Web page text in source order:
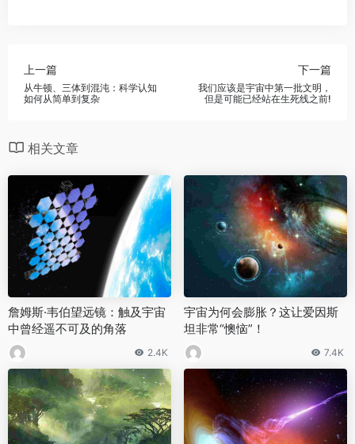
上一篇
从牛顿、三体到混沌：科学认知
如何从简单到复杂
下一篇
我们应该是宇宙中第一批文明，
但是可能已经站在生死线之前!
相关文章
詹姆斯·韦伯望远镜：触及宇宙
中曾经遥不可及的角落
2.4K
宇宙为何会膨胀？这让爱因斯
坦非常“懊恼”！
7.4K